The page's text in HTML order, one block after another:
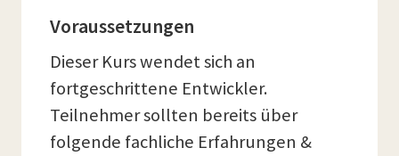
Voraussetzungen
Dieser Kurs wendet sich an
fortgeschrittene Entwickler.
Teilnehmer sollten bereits über
folgende fachliche Erfahrungen &